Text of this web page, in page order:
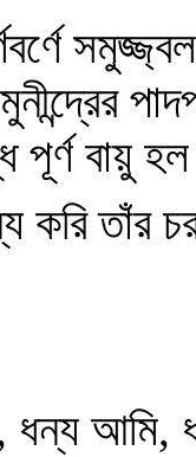
পূর্ণ বায়ু
করি তাঁর
আমি,